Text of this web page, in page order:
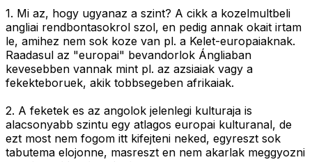
1. Mi az, hogy ugyanaz a szint? A cikk a kozelmultbeli
angliai rendbontasokrol szol, en pedig annak okait irtam
le, amihez nem sok koze van pl. a Kelet-europaiaknak.
Raadasul az "europai" bevandorlok Ángliaban
kevesebben vannak mint pl. az azsiaiak vagy a
fekekteboruek, akik tobbsegeben afrikaiak.
2. A feketek es az angolok jelenlegi kulturaja is
alacsonyabb szintu egy atlagos europai kulturanal, de
ezt most nem fogom itt kifejteni neked, egyreszt sok
tabutema elojonne, masreszt en nem akarlak meggyozni